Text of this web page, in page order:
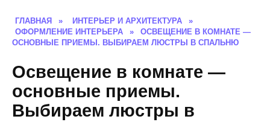
ГЛАВНАЯ » ИНТЕРЬЕР И АРХИТЕКТУРА
»
ОФОРМЛЕНИЕ ИНТЕРЬЕРА
»
ОСВЕЩЕНИЕ В КОМНАТЕ —
ОСНОВНЫЕ ПРИЕМЫ. ВЫБИРАЕМ ЛЮСТРЫ В СПАЛЬНЮ
Освещение в комнате —
основные приемы.
Выбираем люстры в